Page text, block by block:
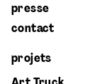
presse
contact
projets